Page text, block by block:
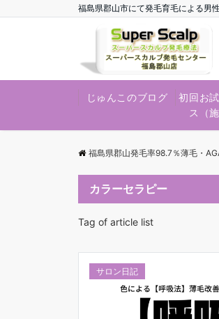
福島県郡山市にて発毛育毛による男
じゅんこのブログ
初回お
ス（
福島県郡山発毛率98.7％薄毛・
カラーセラピー
Tag of article list
サロン日記